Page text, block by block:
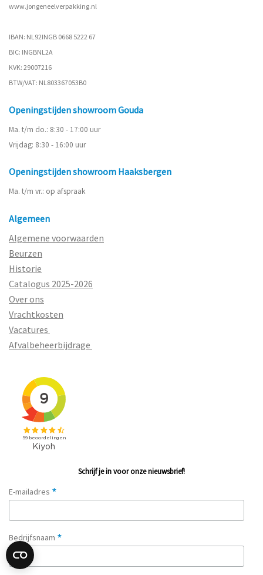
www.jongeneelverpakking.nl
IBAN: NL92INGB 0668 5222 67
BIC: INGBNL2A
KVK: 29007216
BTW/VAT: NL803367053B0
Openingstijden showroom Gouda
Ma. t/m do.: 8:30 - 17:00 uur
Vrijdag: 8:30 - 16:00 uur
Openingstijden showroom Haaksbergen
Ma. t/m vr.: op afspraak
Algemeen
Algemene voorwaarden
Beurzen
Historie
Catalogus 2025-2026
Over ons
Vrachtkosten
Vacatures
Afvalbeheerbijdrage
Schrijf je in voor onze nieuwsbrief!
E-mailadres *
Bedrijfsnaam *